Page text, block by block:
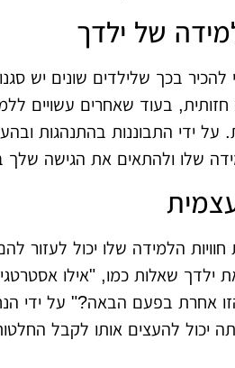
של ילדך
להכיר בכך שלילדים שונים יש
בעוד שאחרים עשויים
על ידי התבוננות בהתנהגות
שלו ולהתאים את הגישה
הלמידה שלו יכול לעזור
שאלות כמו, "אילו
אחרת בפעם הבאה?" על ידי
יכול להעצים אותו לקבל